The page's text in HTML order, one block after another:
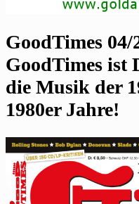
GoodTimes 04/
GoodTimes ist
die Musik der
1980er Jahre!